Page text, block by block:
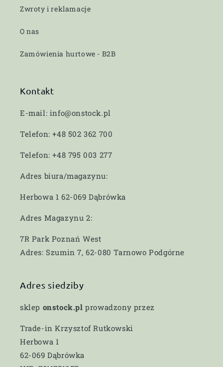
Zwroty i reklamacje
O nas
Zamówienia hurtowe - B2B
Kontakt
E-mail: info@onstock.pl
Telefon: +48 502 362 700
Telefon: +48 795 003 277
Adres biura/magazynu:
Herbowa 1 62-069 Dąbrówka
Adres Magazynu 2:
7R Park Poznań West
Adres: Szumin 7, 62-080 Tarnowo Podgórne
Adres siedziby
sklep onstock.pl prowadzony przez
Trade-in Krzysztof Rutkowski
Herbowa 1
62-069 Dąbrówka